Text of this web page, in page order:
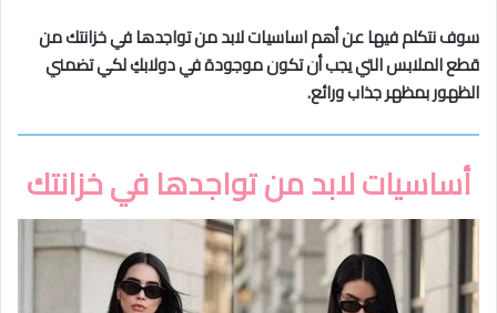
سوف نتكلم فيها عن أهم اساسيات لابد من تواجدها في خزانتك من
قطع الملابس التي يجب أن تكون موجودة في دولابكِ لكي تضمني
الظهور بمظهر جذاب ورائع.
أساسيات لابد من تواجدها في خزانتك